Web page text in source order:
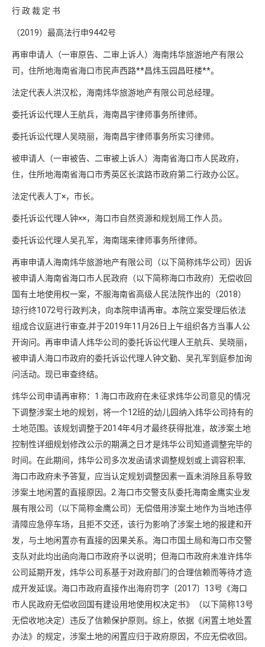
行 政 裁 定 书
（2019）最高法行申9442号
再审申请人（一审原告、二审上诉人）海南炜华旅游地产有限公
司，住所地海南省海口市民声西路**昌炜玉园昌旺楼**。
法定代表人洪汉松，海南炜华旅游地产有限公司总经理。
委托诉讼代理人王航兵，海南昌宇律师事务所律师。
委托诉讼代理人吴晓丽，海南昌宇律师事务所实习律师。
被申请人（一审被告、二审被上诉人）海南省海口市人民政府，
住，住所地海南省海口市秀英区长滨路市政府第二行政办公区。
法定代表人丁×，市长。
委托诉讼代理人钟××，海口市自然资源和规划局工作人员。
委托诉讼代理人吴孔军，海南瑞来律师事务所律师。
再审申请人海南炜华旅游地产有限公司（以下简称炜华公司）因诉
被申请人海南省海口市人民政府（以下简称海口市政府）无偿收回
国有土地使用权一案，不服海南省高级人民法院作出的（2018）
琼行终1072号行政判决，向本院申请再审。本院立案受理后依法
组成合议庭进行审查,并于2019年11月26日上午组织各方当事人公
开询问。再审申请人炜华公司的委托诉讼代理人王航兵、吴晓丽，
被申请人海口市政府的委托诉讼代理人钟文勤、吴孔军到庭参加询
问活动。现已审查终结。
炜华公司申请再审称：1.海口市政府在未征求炜华公司意见的情况
下调整涉案土地的规划，将一个12班的幼儿园纳入炜华公司持有的
土地范围。该规划调整于2014年4月才最终获得批准，故涉案土地
控制性详细规划修改公示的期满之日才是炜华公司知道调整完毕的
时间。在此期间，炜华公司多次发函请求调整规划或上调容积率,
海口市政府未予答复，应当认定规划调整因素一直未消除且系导致
涉案土地闲置的直接原因。2.海口市交警支队委托海南金鹰实业发
展有限公司（以下简称金鹰公司）无偿借用涉案土地作为当地违停
清障应急停车场，且拒不交还，该行为影响了涉案土地的报建和开
发，与土地闲置亦有直接的因果关系。海口市国土局和海口市交警
支队对此均出函向海口市政府予以说明；但海口市政府未准许炜华
公司延期开发，炜华公司系基于对政府部门的合理信赖而等待才造
成开发延误。海口市政府直接作出海府罚字〔2017〕13号《海口
市人民政府无偿收回国有建设用地使用权决定书》（以下简称13号
无偿收地决定）违反了信赖保护原则。综上，依据《闲置土地处置
办法》的规定，涉案土地的闲置应归于政府原因，不应无偿收回。